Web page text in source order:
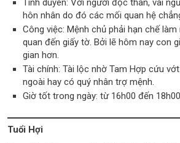
hôn nhân do đó các mối quan hệ
Công việc: Mệnh chủ phải hạn chế
quan đến giấy tờ. Bởi lẽ hôm nay con
gian hơn.
Tài chính: Tài lộc nhờ Tam Hợp cứu
ngoài hay có quý nhân trợ mệnh.
Giờ tốt trong ngày: từ 16h00 đến 18h00.
Tuổi Hợi